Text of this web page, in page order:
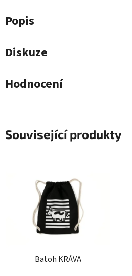
Popis
Diskuze
Hodnocení
Související produkty
Batoh KRÁVA